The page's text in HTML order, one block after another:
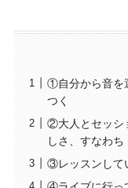
①自分から音を
つく
②大人とセッシ
しさ、すなわ
③レッスンして